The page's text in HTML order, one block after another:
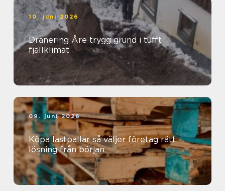
10. juni 2026
Dränering Åre trygg grund i tufft
fjällklimat
09. juni 2026
Köpa lastpallar så väljer företag rätt
lösning från början